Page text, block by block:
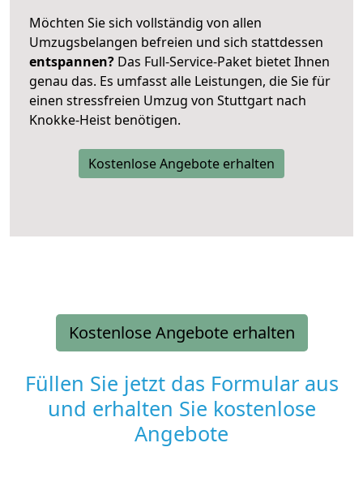
Möchten Sie sich vollständig von allen
Umzugsbelangen befreien und sich stattdessen
entspannen? Das Full-Service-Paket bietet Ihnen
genau das. Es umfasst alle Leistungen, die Sie für
einen stressfreien Umzug von Stuttgart nach
Knokke-Heist benötigen.
Kostenlose Angebote erhalten
Kostenlose Angebote erhalten
Füllen Sie jetzt das Formular aus
und erhalten Sie kostenlose
Angebote